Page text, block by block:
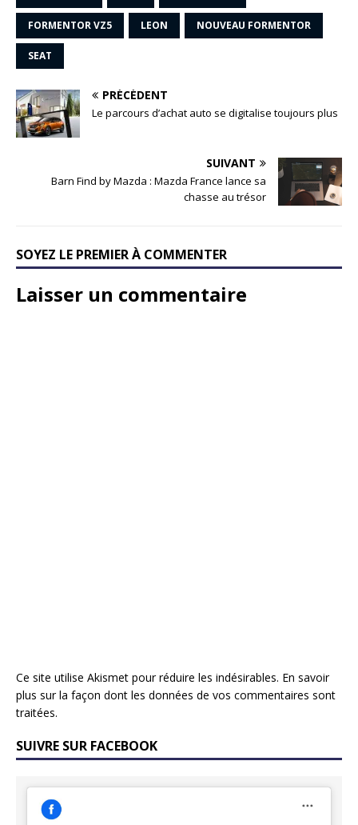
FORMENTOR VZ5 LEON NOUVEAU FORMENTOR
SEAT
PRÉCÉDENT
Le parcours d’achat auto se digitalise toujours plus
SUIVANT
Barn Find by Mazda : Mazda France lance sa
chasse au trésor
SOYEZ LE PREMIER À COMMENTER
Laisser un commentaire
Ce site utilise Akismet pour réduire les indésirables. En savoir
plus sur la façon dont les données de vos commentaires sont
traitées.
SUIVRE SUR FACEBOOK